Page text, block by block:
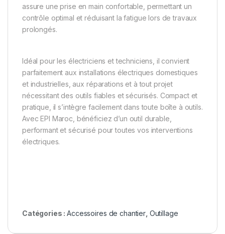
assure une prise en main confortable, permettant un
contrôle optimal et réduisant la fatigue lors de travaux
prolongés.
Idéal pour les électriciens et techniciens, il convient
parfaitement aux installations électriques domestiques
et industrielles, aux réparations et à tout projet
nécessitant des outils fiables et sécurisés. Compact et
pratique, il s’intègre facilement dans toute boîte à outils.
Avec EPI Maroc, bénéficiez d’un outil durable,
performant et sécurisé pour toutes vos interventions
électriques.
Catégories :Accessoires de chantier, Outillage